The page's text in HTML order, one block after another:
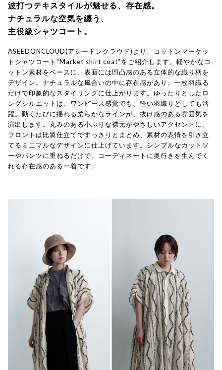
波打つテキスタイルが魅せる、存在感。
ナチュラルな空気を纏う、
主役級シャツコート。
ASEEDONCLOUD(アシードンクラウド)より、コットンマーケッ
トシャツコート“Market shirt coat”をご紹介します。軽やかなコ
ットン素材をベースに、表面には凹凸感のある立体的な織り柄を
デザイン。ナチュラルな風合いの中に存在感があり、一枚羽織る
だけで印象的なスタイリングに仕上がります。ゆったりとしたロ
ングシルエットは、ワンピース感覚でも、軽い羽織りとしても活
躍。動くたびに揺れる柔らかなラインが、抜け感のある雰囲気を
演出します。丸みのある小ぶりな襟元がやさしいアクセントに。
フロントは比翼仕立てですっきりとまとめ、素材の表情を引き立
てるミニマルなデザインに仕上げています。シンプルなカットソ
ーやパンツに重ねるだけで、コーディネートに奥行きを生んでく
れる存在感のある一着です。